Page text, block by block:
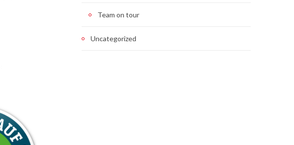
Team on tour
Uncategorized